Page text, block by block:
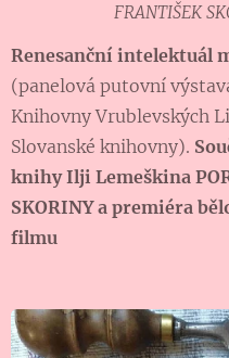
FRANTIŠEK
Renesanční intelektuál
(panelová putovní
Knihovny Vrublevských
Slovanské knihovny).
knihy Ilji Lemeškina
SKORINY a premiéra
filmu